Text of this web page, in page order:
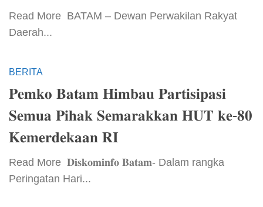
​Read More ​ BATAM – Dewan Perwakilan Rakyat
Daerah...
BERITA
𝐏𝐞𝐦𝐤𝐨 𝐁𝐚𝐭𝐚𝐦 𝐇𝐢𝐦𝐛𝐚𝐮 𝐏𝐚𝐫𝐭𝐢𝐬𝐢𝐩𝐚𝐬𝐢
𝐒𝐞𝐦𝐮𝐚 𝐏𝐢𝐡𝐚𝐤 𝐒𝐞𝐦𝐚𝐫𝐚𝐤𝐤𝐚𝐧 𝐇𝐔𝐓 𝐤𝐞-𝟖𝟎
𝐊𝐞𝐦𝐞𝐫𝐝𝐞𝐤𝐚𝐚𝐧 𝐑𝐈
​Read More ​ 𝐃𝐢𝐬𝐤𝐨𝐦𝐢𝐧𝐟𝐨 𝐁𝐚𝐭𝐚𝐦- Dalam rangka
Peringatan Hari...